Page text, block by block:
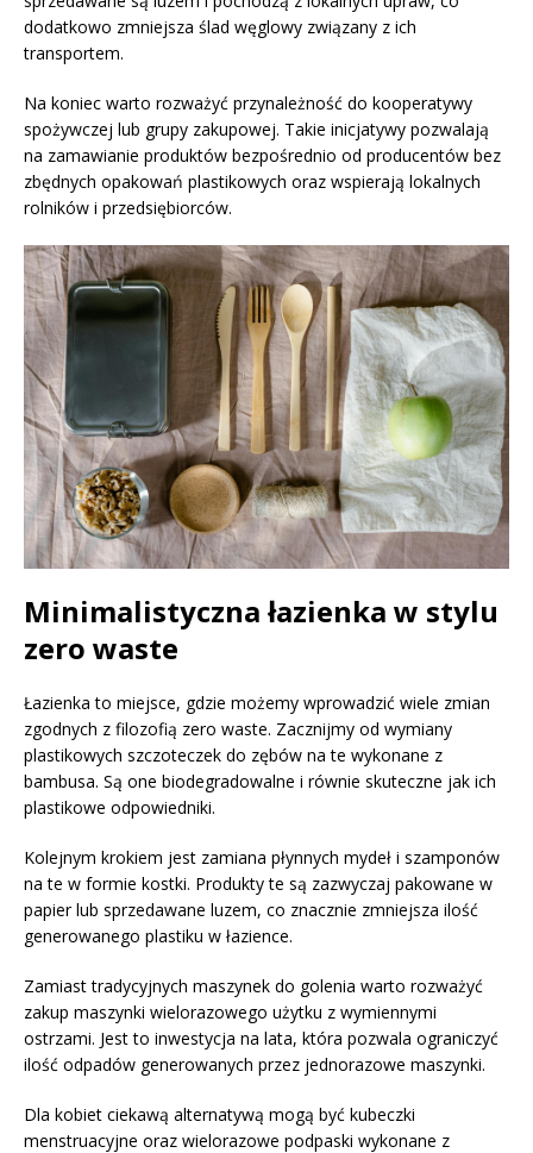
dodatkowo zmniejsza ślad węglowy związany z ich
transportem.
Na koniec warto rozważyć przynależność do kooperatywy
spożywczej lub grupy zakupowej. Takie inicjatywy pozwalają
na zamawianie produktów bezpośrednio od producentów bez
zbędnych opakowań plastikowych oraz wspierają lokalnych
rolników i przedsiębiorców.
Minimalistyczna łazienka w stylu
zero waste
Łazienka to miejsce, gdzie możemy wprowadzić wiele zmian
zgodnych z filozofią zero waste. Zacznijmy od wymiany
plastikowych szczoteczek do zębów na te wykonane z
bambusa. Są one biodegradowalne i równie skuteczne jak ich
plastikowe odpowiedniki.
Kolejnym krokiem jest zamiana płynnych mydeł i szamponów
na te w formie kostki. Produkty te są zazwyczaj pakowane w
papier lub sprzedawane luzem, co znacznie zmniejsza ilość
generowanego plastiku w łazience.
Zamiast tradycyjnych maszynek do golenia warto rozważyć
zakup maszynki wielorazowego użytku z wymiennymi
ostrzami. Jest to inwestycja na lata, która pozwala ograniczyć
ilość odpadów generowanych przez jednorazowe maszynki.
Dla kobiet ciekawą alternatywą mogą być kubeczki
menstruacyjne oraz wielorazowe podpaski wykonane z